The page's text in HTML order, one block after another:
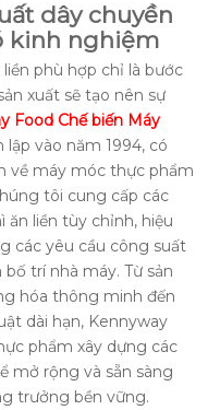
dây chuyền
kinh nghiệm
phù hợp chỉ là bước
xuất sẽ tạo nên sự
Food Chế biến Máy
lập vào năm 1994, có
về máy móc thực phẩm
tôi cung cấp các
ăn liền tùy chỉnh, hiệu
các yêu cầu công suất
trí nhà máy. Từ sản
hóa thông minh đến
dài hạn, Kennyway
phẩm xây dựng các
mở rộng và sẵn sàng
trưởng bền vững.